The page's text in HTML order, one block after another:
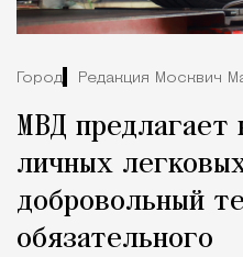
Город Редакция Москвич
МВД предлагает
личных
добровольный
обязательного